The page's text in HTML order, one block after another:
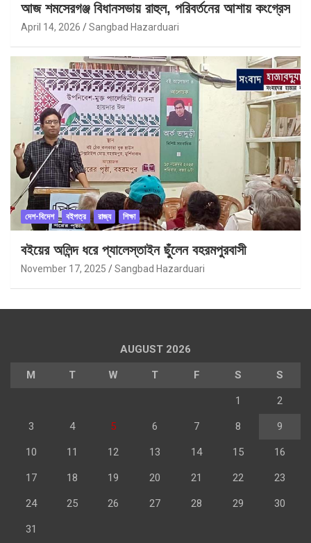
আজ শমসেরগঞ্জ বিধানসভায় রাহুল, পরিবর্তনের আশায় কংগ্রেস
April 14, 2026 Sangbad Hazarduari
দেশ-বিদেশ বইপত্র রাজ্য শিক্ষা
বইয়ের অলিন্দ ধরে প্যালেস্তাইন ছুঁলেন বহরমপুরবাসী
November 17, 2025 Sangbad Hazarduari
AUGUST 2026
M T W T F S S
1 2
3 4 5 6 7 8 9
10 11 12 13 14 15 16
17 18 19 20 21 22 23
24 25 26 27 28 29 30
31